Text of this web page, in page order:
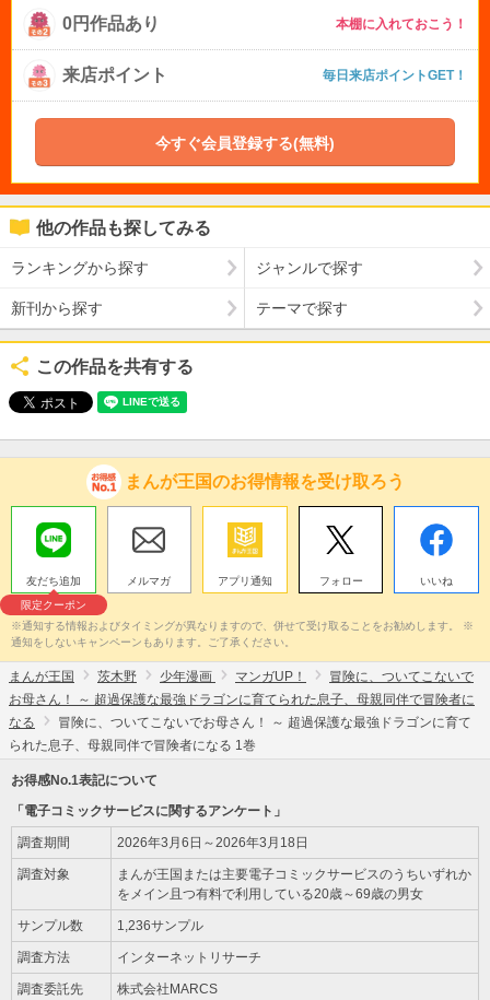
0円作品あり 本棚に入れておこう！
来店ポイント 毎日来店ポイントGET！
今すぐ会員登録する(無料)
他の作品も探してみる
ランキングから探す ジャンルで探す
新刊から探す テーマで探す
この作品を共有する
まんが王国のお得情報を受け取ろう
友だち追加
限定クーポン
メルマガ アプリ通知 フォロー いいね
※通知する情報およびタイミングが異なりますので、併せて受け取ることをお勧めします。 ※
通知をしないキャンペーンもあります。ご了承ください。
まんが王国 茨木野 少年漫画 マンガUP！
冒険に、ついてこないで
お母さん！ ～ 超過保護な最強ドラゴンに育てられた息子、母親同伴で冒険者に
なる
冒険に、ついてこないでお母さん！ ～ 超過保護な最強ドラゴンに育て
られた息子、母親同伴で冒険者になる 1巻
お得感No.1表記について
「電子コミックサービスに関するアンケート」
調査期間 2026年3月6日～2026年3月18日
調査対象
まんが王国または主要電子コミックサービスのうちいずれか
をメイン且つ有料で利用している20歳～69歳の男女
サンプル数 1,236サンプル
調査方法 インターネットリサーチ
調査委託先 株式会社MARCS